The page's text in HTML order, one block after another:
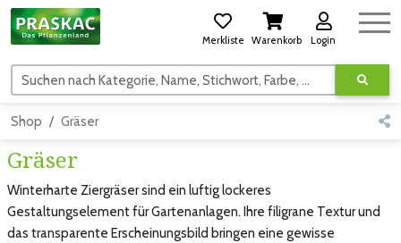
Merkliste Warenkorb Login
Suchen nach Kategorie, Name, Stichwort, Farbe, usw.
Shop Gräser
Gräser
Winterharte Ziergräser sind ein luftig lockeres
Gestaltungselement für Gartenanlagen. Ihre filigrane Textur und
das transparente Erscheinungsbild bringen eine gewisse